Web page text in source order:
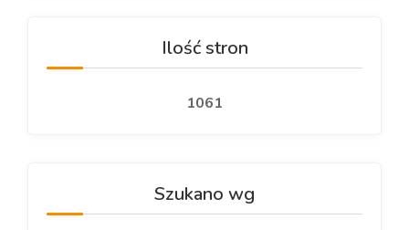
Ilość stron
1061
Szukano wg